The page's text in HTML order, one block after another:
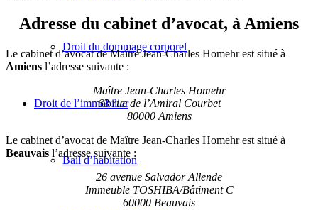
Droit du dommage corporel
Droit de l’immobilier
Bail d’habitation
Adresse du cabinet d’avocat, à Amiens
Le cabinet d’avocat de Maître Jean-Charles Homehr est situé à
Amiens l’adresse suivante :
Maître Jean-Charles Homehr
63 rue de l’Amiral Courbet
80000 Amiens
Le cabinet d’avocat de Maître Jean-Charles Homehr est situé à
Beauvais l’adresse suivante :
26 avenue Salvador Allende
Immeuble TOSHIBA/Bâtiment C
60000 Beauvais